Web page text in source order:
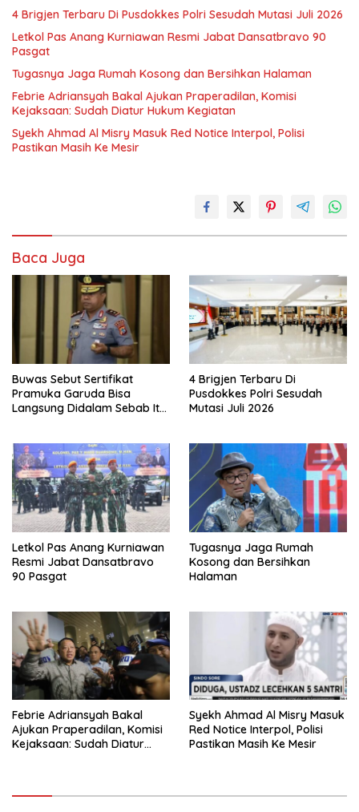
4 Brigjen Terbaru Di Pusdokkes Polri Sesudah Mutasi Juli 2026
Letkol Pas Anang Kurniawan Resmi Jabat Dansatbravo 90
Pasgat
Tugasnya Jaga Rumah Kosong dan Bersihkan Halaman
Febrie Adriansyah Bakal Ajukan Praperadilan, Komisi
Kejaksaan: Sudah Diatur Hukum Kegiatan
Syekh Ahmad Al Misry Masuk Red Notice Interpol, Polisi
Pastikan Masih Ke Mesir
Baca Juga
Buwas Sebut Sertifikat
Pramuka Garuda Bisa
Langsung Didalam Sebab Itu
4 Brigjen Terbaru Di
Pusdokkes Polri Sesudah
Mutasi Juli 2026
Letkol Pas Anang Kurniawan
Resmi Jabat Dansatbravo
90 Pasgat
Tugasnya Jaga Rumah
Kosong dan Bersihkan
Halaman
Febrie Adriansyah Bakal
Ajukan Praperadilan, Komisi
Kejaksaan: Sudah Diatur
Syekh Ahmad Al Misry Masuk
Red Notice Interpol, Polisi
Pastikan Masih Ke Mesir